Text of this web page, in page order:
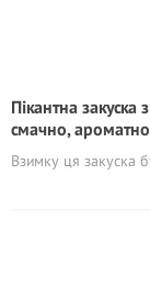
Пікантна закуска
смачно,
Взимку ця закуска